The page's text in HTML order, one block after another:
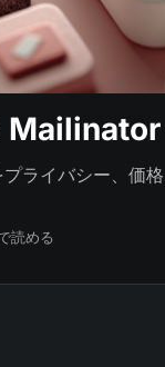
ライバシー、価
読める